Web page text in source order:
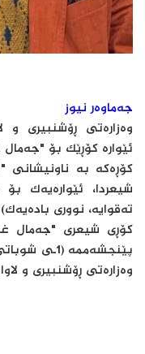
جەماوەر نیوز
وه‌زاره‌تى ڕۆشنبیرى
ئێواره‌ کۆڕێک بۆ
کۆڕه‌که‌ به‌ ناونیشانى
شیعردا، ئێواره‌یه‌ک
ته‌قوایه‌، نوورى
وه‌زاره‌تى ڕۆشنبیرى و